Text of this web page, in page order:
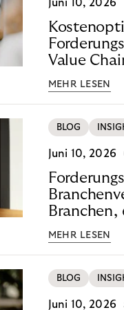
Juni 10, 2026
Value
MEHR LESEN
BLOG
Juni 10, 2026
Branchen,
MEHR LESEN
BLOG
Juni 10, 2026